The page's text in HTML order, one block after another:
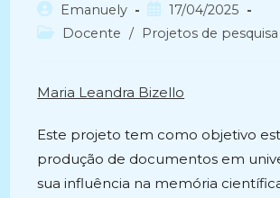
Autor
do
Emanuely
Post
publicado:
17/04/2025
Categoria
Docente / Projetos de pesquisa
Maria Leandra Bizello
Este projeto tem como objetivo
produção de documentos em
sua influência na memória